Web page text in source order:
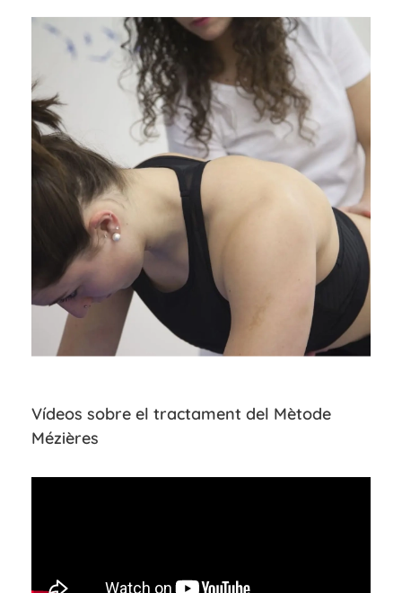
Vídeos sobre el tractament del Mètode
Mézières